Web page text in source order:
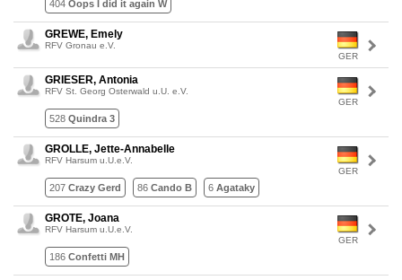
404 Oops I did it again W
GER
GREWE, Emely
RFV Gronau e.V.
GER
GRIESER, Antonia
RFV St. Georg Osterwald u.U. e.V.
528 Quindra 3
GER
GROLLE, Jette-Annabelle
RFV Harsum u.U.e.V.
207 Crazy Gerd 86 Cando B 6 Agataky
GER
GROTE, Joana
RFV Harsum u.U.e.V.
186 Confetti MH